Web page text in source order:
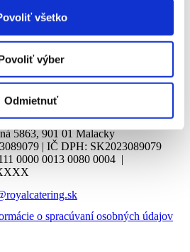
všetko
výber
Odmietnuť
Váš záujem a
v čo najkratšom
5863, 901 01 Malacky
| IČ DPH: SK2023089079
0000 0013 0080 0004 |
o spracúvaní osobných údajov